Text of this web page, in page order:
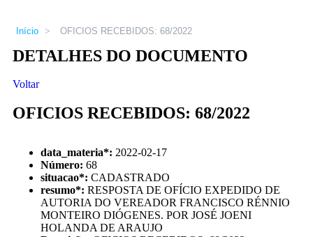
Início > OFICIOS RECEBIDOS: 68/2022
DETALHES DO DOCUMENTO
Voltar
OFICIOS RECEBIDOS: 68/2022
data_materia*: 2022-02-17
Número: 68
situacao*: CADASTRADO
resumo*: RESPOSTA DE OFÍCIO EXPEDIDO DE
AUTORIA DO VEREADOR FRANCISCO RÉNNIO
MONTEIRO DIÓGENES. POR JOSÉ JOENI
HOLANDA DE ARAUJO